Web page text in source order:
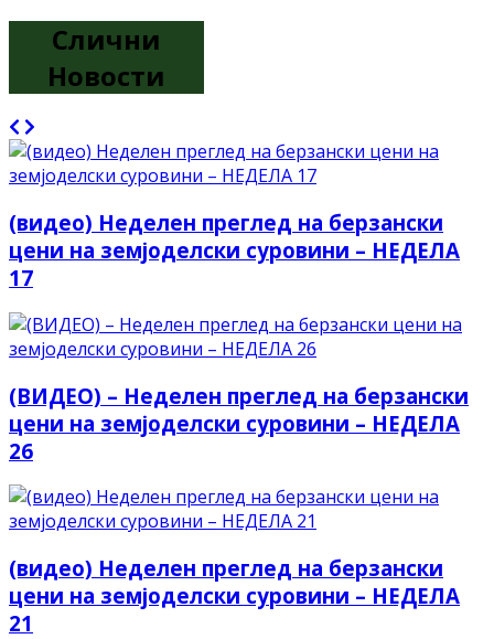
Слични
Новости
(видео) Неделен преглед на берзански
цени на земјоделски суровини – НЕДЕЛА
17
(ВИДЕО) – Неделен преглед на берзански
цени на земјоделски суровини – НЕДЕЛА
26
(видео) Неделен преглед на берзански
цени на земјоделски суровини – НЕДЕЛА
21